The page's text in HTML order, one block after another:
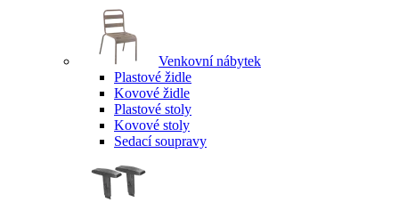
Venkovní nábytek
Plastové židle
Kovové židle
Plastové stoly
Kovové stoly
Sedací soupravy